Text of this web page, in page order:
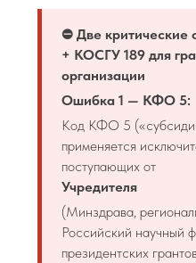
⛔ Две
+ КОСГУ 189 для
организации
Ошибка 1 — КФО 5:
Код КФО 5
применяется
поступающих от
Учредителя
(Минздрава,
Российский научный
президентских